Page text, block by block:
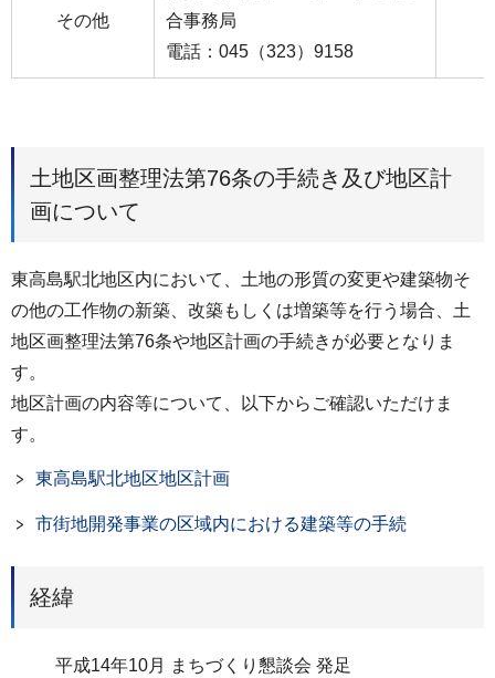
その他
合事務局
電話：045（323）9158
土地区画整理法第76条の手続き及び地区計
画について
東高島駅北地区内において、土地の形質の変更や建築物そ
の他の工作物の新築、改築もしくは増築等を行う場合、土
地区画整理法第76条や地区計画の手続きが必要となりま
す。
地区計画の内容等について、以下からご確認いただけま
す。
東高島駅北地区地区計画
市街地開発事業の区域内における建築等の手続
経緯
平成14年10月 まちづくり懇談会 発足